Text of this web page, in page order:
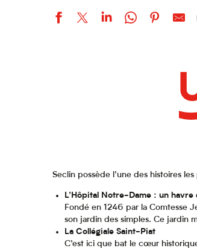
Seclin possède l’une des histoires
L’Hôpital Notre-Dame : un havre
Fondé en 1246 par la Comtesse
son jardin des simples. Ce jardin
La Collégiale Saint-Piat
C’est ici que bat le cœur